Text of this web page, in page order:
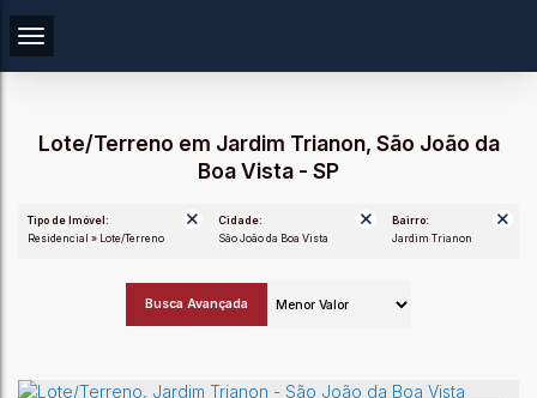
Lote/Terreno em Jardim Trianon, São João da
Boa Vista - SP
Tipo de Imóvel:
Residencial » Lote/Terreno
Cidade:
São João da Boa Vista
Bairro:
Jardim Trianon
Busca Avançada